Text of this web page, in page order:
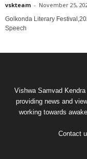
vskteam - November 25,
Golkonda Literary
Speech
Vishwa Samvad
providing news and
working towards
Contact